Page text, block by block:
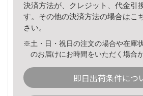
決済方法が、クレジット、代金引
す。その他の決済方法の場合はこ
さい。
※土・日・祝日の注文の場合や在庫
のお届けにお時間をいただく場合
即日出荷条件につ